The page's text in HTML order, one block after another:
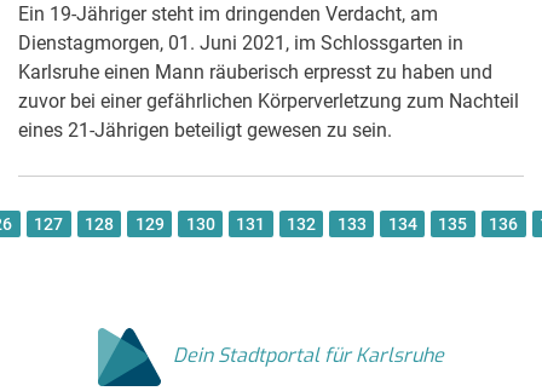
Ein 19-Jähriger steht im dringenden Verdacht, am
Dienstagmorgen, 01. Juni 2021, im Schlossgarten in
Karlsruhe einen Mann räuberisch erpresst zu haben und
zuvor bei einer gefährlichen Körperverletzung zum Nachteil
eines 21-Jährigen beteiligt gewesen zu sein.
127 128 129 130 131 132 133 134 135 136
Dein Stadtportal für Karlsruhe